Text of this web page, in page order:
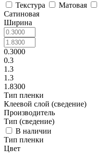
Текстура
Матовая
Сатиновая
Ширина
0.3000
0.3
1.3
1.3
1.8300
Тип пленки
Клеевой слой (сведение)
Производитель
Тип (сведение)
В наличии
Тип пленки
Цвет